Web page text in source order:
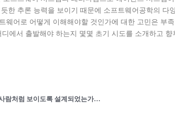
한 추론 능력을 보이기 때문에 소프트웨어공학의
웨어로 어떻게 이해해야할 것인가에 대한 고민은 부
에서 출발해야 하는지 몇몇 초기 시도를 소개하고
3/10 AI 의인화와 윤리적 문제: AI는 어떻게 사람처럼 보이도록 설계되었는가? (김진형 교수/KAIST 전산학부)